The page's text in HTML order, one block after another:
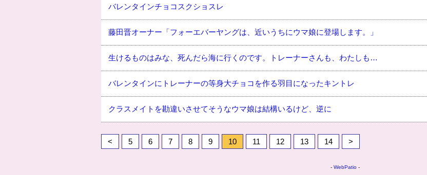
バレンタインチョコスクショスレ
藤田晋オーナー「フォーエバーヤングは、近いうちにウマ娘に登場します。」
生けるものはみな、死んだら海に行くのです。トレーナーさんも、わたしも…
バレンタインにトレーナーの等身大チョコを作る羽目になったキントレ
クラスメイトを勘違いさせてそうなウマ娘は結構いるけど、逆に
< 5 6 7 8 9 10 11 12 13 14 >
- WebPatio-